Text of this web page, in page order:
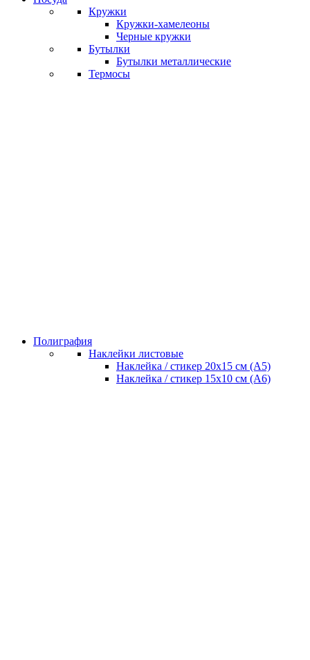
Кружки
Кружки-хамелеоны
Черные кружки
Бутылки
Бутылки металлические
Термосы
Полиграфия
Наклейки листовые
Наклейка / стикер 20х15 см (А5)
Наклейка / стикер 15х10 см (А6)